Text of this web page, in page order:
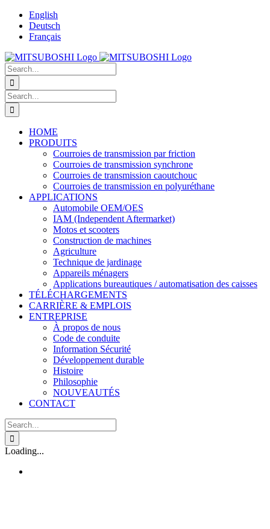
Skip
content
English
Deutsch
Français
Search
for:
Search
for:
HOME
PRODUITS
Courroies de transmission par friction
Courroies de transmission synchrone
Courroies de transmission caoutchouc
Courroies de transmission en polyuréthane
APPLICATIONS
Automobile OEM/OES
IAM (Independent Aftermarket)
Motos et scooters
Construction de machines
Agriculture
Technique de jardinage
Appareils ménagers
Applications bureautiques / automatisation des caisses
TÉLÉCHARGEMENTS
CARRIÈRE & EMPLOIS
ENTREPRISE
À propos de nous
Code de conduite
Information Sécurité
Développement durable
Histoire
Philosophie
NOUVEAUTÉS
CONTACT
Search
for:
Loading...